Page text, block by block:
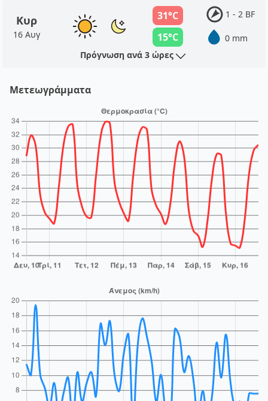
Κυρ
16 Αυγ
31°C
15°C
1 - 2 BF
0 mm
Πρόγνωση ανά 3 ώρες
Μετεωγράμματα